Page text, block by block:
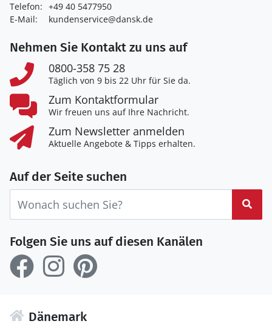
Telefon: +49 40 5477950
E-Mail:
kundenservice@dansk.de
Nehmen Sie Kontakt zu uns auf
0800-358 75 28
Täglich von 9 bis 22 Uhr für Sie da.
Zum Kontaktformular
Wir freuen uns auf Ihre Nachricht.
Zum Newsletter anmelden
Aktuelle Angebote & Tipps erhalten.
Auf der Seite suchen
Folgen Sie uns auf diesen Kanälen
Dänemark